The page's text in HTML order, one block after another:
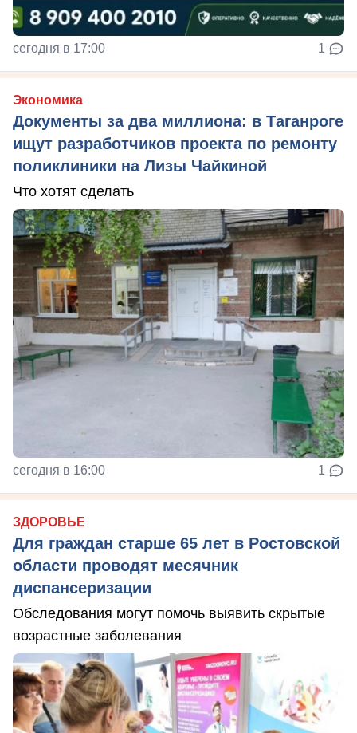
сегодня в 17:00 1
Экономика
Документы за два миллиона: в Таганроге
ищут разработчиков проекта по ремонту
поликлиники на Лизы Чайкиной
Что хотят сделать
сегодня в 16:00 1
ЗДОРОВЬЕ
Для граждан старше 65 лет в Ростовской
области проводят месячник
диспансеризации
Обследования могут помочь выявить скрытые
возрастные заболевания